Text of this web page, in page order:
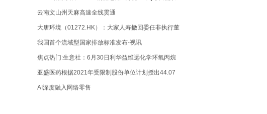
云南文山州天麻高速全线贯通
大唐环境（01272.HK）：大家人寿撤回委任非执行董
事决议案
我国首个流域型国家排放标准发布-视讯
焦点热门:生意社：6月30日利华益维远化学环氧丙烷
价格动态
亚盛医药根据2021年受限制股份单位计划授出44.07
万份受限制股份单位
AI深度融入网络零售